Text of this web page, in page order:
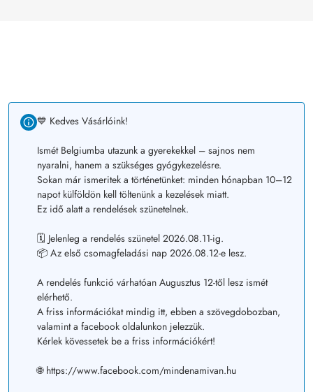
💙 Kedves Vásárlóink!
Ismét Belgiumba utazunk a gyerekekkel – sajnos nem
nyaralni, hanem a szükséges gyógykezelésre.
Sokan már ismeritek a történetünket: minden hónapban 10–12
napot külföldön kell töltenünk a kezelések miatt.
Ez idő alatt a rendelések szünetelnek.
🗓️ Jelenleg a rendelés szünetel 2026.08.11-ig.
📦 Az első csomagfeladási nap 2026.08.12-e lesz.
A rendelés funkció várhatóan Augusztus 12-től lesz ismét
elérhető.
A friss információkat mindig itt, ebben a szövegdobozban,
valamint a facebook oldalunkon jelezzük.
Kérlek kövessetek be a friss információkért!
🌐 https://www.facebook.com/mindenamivan.hu